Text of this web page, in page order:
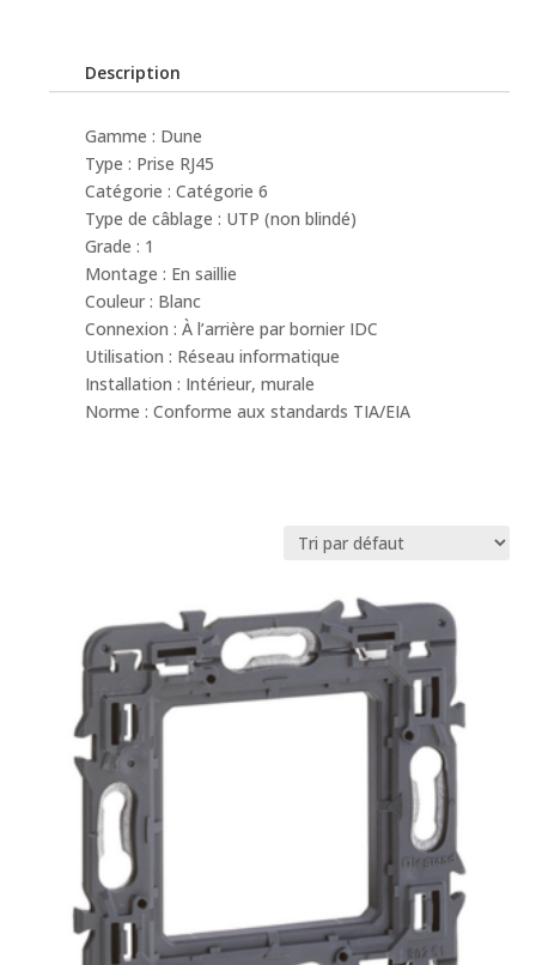
Description
Gamme : Dune
Type : Prise RJ45
Catégorie : Catégorie 6
Type de câblage : UTP (non blindé)
Grade : 1
Montage : En saillie
Couleur : Blanc
Connexion : À l’arrière par bornier IDC
Utilisation : Réseau informatique
Installation : Intérieur, murale
Norme : Conforme aux standards TIA/EIA